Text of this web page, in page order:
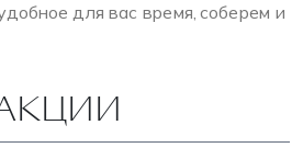
для вас время, соберем и